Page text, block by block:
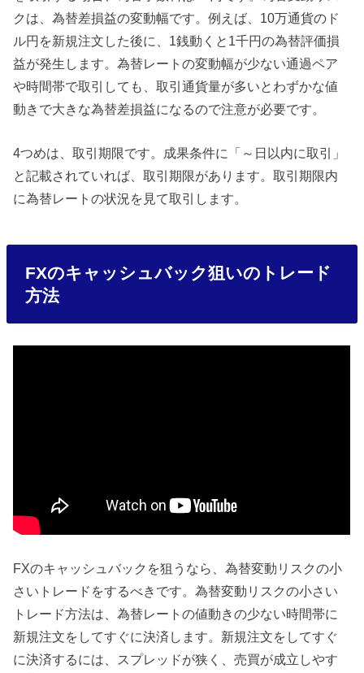
クは、為替差損益の変動幅です。例えば、10万通貨のド
ル円を新規注文した後に、1銭動くと1千円の為替評価損
益が発生します。為替レートの変動幅が少ない通過ペア
や時間帯で取引しても、取引通貨量が多いとわずかな値
動きで大きな為替差損益になるので注意が必要です。
4つめは、取引期限です。成果条件に「～日以内に取引」
と記載されていれば、取引期限があります。取引期限内
に為替レートの状況を見て取引します。
FXのキャッシュバック狙いのトレード
方法
FXのキャッシュバックを狙うなら、為替変動リスクの小
さいトレードをするべきです。為替変動リスクの小さい
トレード方法は、為替レートの値動きの少ない時間帯に
新規注文をしてすぐに決済します。新規注文をしてすぐ
に決済するには、スプレッドが狭く、売買が成立しやす